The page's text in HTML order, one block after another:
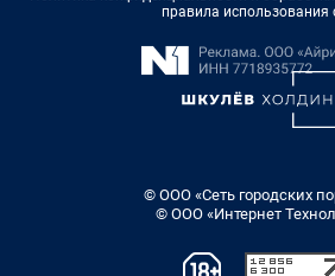
правила использования
© ООО «Сеть городских
© ООО «Интернет